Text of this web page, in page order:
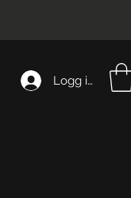
Logg inn